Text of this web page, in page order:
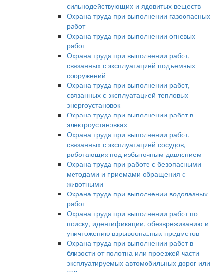
сильнодействующих и ядовитых веществ
Охрана труда при выполнении газоопасных
работ
Охрана труда при выполнении огневых
работ
Охрана труда при выполнении работ,
связанных с эксплуатацией подъемных
сооружений
Охрана труда при выполнении работ,
связанных с эксплуатацией тепловых
энергоустановок
Охрана труда при выполнении работ в
электроустановках
Охрана труда при выполнении работ,
связанных с эксплуатацией сосудов,
работающих под избыточным давлением
Охрана труда при работе с безопасными
методами и приемами обращения с
животными
Охрана труда при выполнении водолазных
работ
Охрана труда при выполнении работ по
поиску, идентификации, обезвреживанию и
уничтожению взрывоопасных предметов
Охрана труда при выполнении работ в
близости от полотна или проезжей части
эксплуатируемых автомобильных дорог или